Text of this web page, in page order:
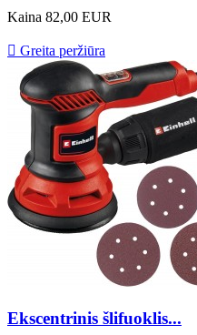
Kaina 82,00 EUR
 Greita peržiūra
Ekscentrinis šlifuoklis...